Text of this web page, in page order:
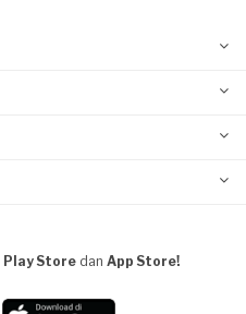
Play Store dan App Store!